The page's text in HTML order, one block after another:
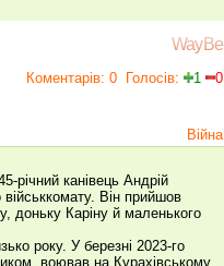
WayBe
Коментарів: 0 Голосів: 1 0
Війна
річний канівець Андрій
військкомату. Він прийшов
доньку Каріну й маленького
року. У березні 2023-го
воював на Курахівському